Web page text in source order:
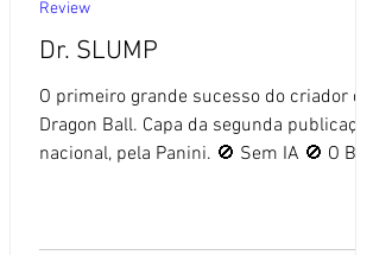
Dr. SLUMP
O primeiro grande sucesso do criador de
Dragon Ball. Capa da segunda publicação
nacional, pela Panini. 🚫 Sem IA 🚫 O Blog
Review